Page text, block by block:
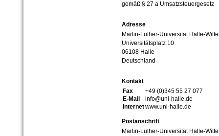
gemäß § 27 a Umsatzsteuergesetz
Adresse
Martin-Luther-Universität Halle-
Universitätsplatz 10
06108 Halle
Deutschland
Kontakt
Fax
+49 (0)345 55 27 077
E-Mail
info@uni-halle.de
Internetwww.uni-halle.de
Postanschrift
Martin-Luther-Universität Halle-